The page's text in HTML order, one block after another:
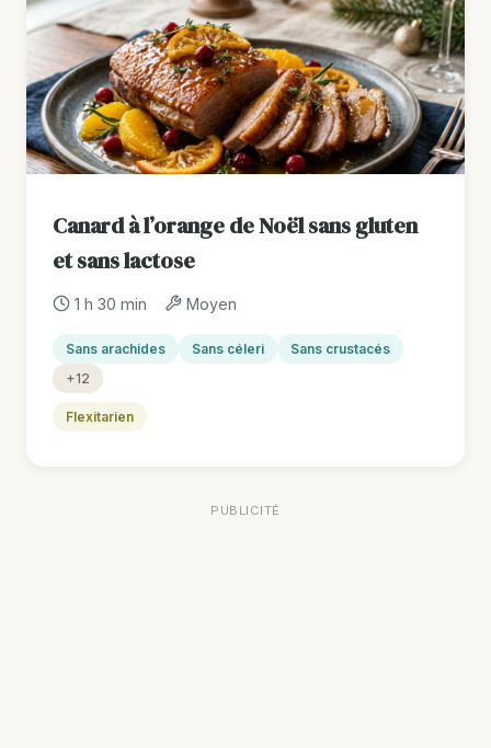
Canard à l’orange de Noël sans gluten
et sans lactose
1 h 30 min Moyen
Sans arachides Sans céleri
Sans crustacés
+12
Flexitarien
PUBLICITÉ